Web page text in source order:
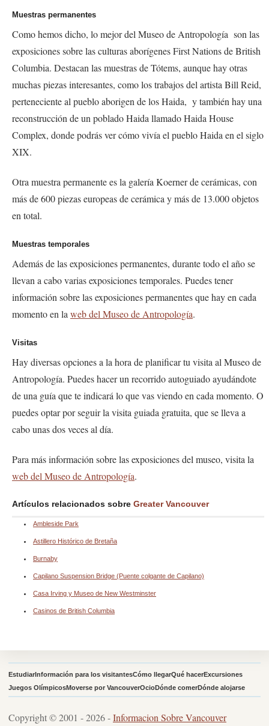
Muestras permanentes
Como hemos dicho, lo mejor del Museo de Antropología son las
exposiciones sobre las culturas aborígenesFirst Nationsde British
Columbia. Destacan las muestras de Tótems, aunque hay otras
muchas piezas interesantes, como los trabajos del artista Bill Reid,
perteneciente al pueblo aborigen de losHaida, y también hay una
reconstrucción de un pobladoHaida llamado Haida House
Complex, donde podrás ver cómo vivía el puebloHaida en el siglo
XIX.
Otra muestra permanente es la galería Koernerde cerámicas, con
más de 600 piezas europeas de cerámica y más de 13.000 objetos
en total.
Muestras temporales
Además de las exposiciones permanentes, durante todo el año se
llevan a cabo varias exposiciones temporales. Puedes tener
información sobre las exposiciones permanentes que hay en cada
momento en la web del Museo de Antropología.
Visitas
Hay diversas opciones a la hora de planificar tu visita al Museo de
Antropología. Puedes hacer un recorrido autoguiado ayudándote
de una guía que te indicará lo que vas viendo en cada momento. O
puedes optar por seguir la visita guiada gratuita, que se lleva a
cabo unas dos veces al día.
Para más información sobre las exposiciones del museo, visita la
web del Museo de Antropología.
Artículos relacionados sobre Greater Vancouver
Ambleside Park
Astillero Histórico de Bretaña
Burnaby
Capilano Suspension Bridge (Puente colgante de Capilano)
Casa Irving y Museo de New Westminster
Casinos de British Columbia
EstudiarInformación para los visitantesCómo llegarQué hacerExcursiones
Juegos OlímpicosMoverse por VancouverOcioDónde comerDónde alojarse
Copyright © 2001 - 2026 -Informacion Sobre Vancouver